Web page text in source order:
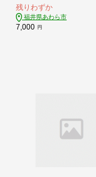
ら ※2026年10月10日より
w039-a013]
残りわずか
福井県あわら市
7,000 円